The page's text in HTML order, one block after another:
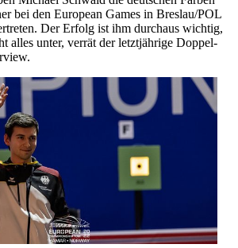
bei den European Games in Breslau/POL
Der Erfolg ist ihm durchaus wichtig,
alles unter, verrät der letztjährige Doppel-